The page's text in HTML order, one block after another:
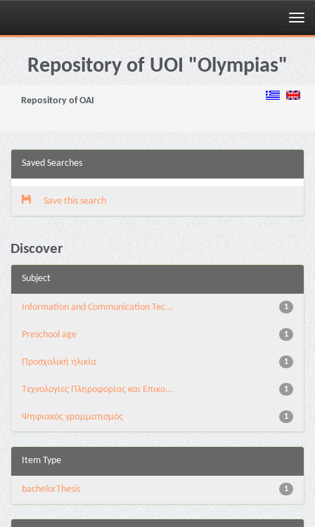
Skip
navigationRepository of UOI "Olympias"
Repository of OAI
Saved Searches
Save this search
Discover
Subject
1
Information and Communication Tec...
1
Preschool age
1
Προσχολική ηλικία
1
Τεχνολογίες Πληροφορίας και Επικο...
1
Ψηφιακός γραμματισμός
Item Type
1
bachelorThesis